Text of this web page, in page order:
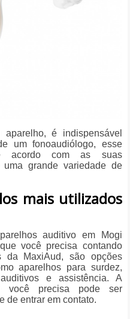
é indispensável
um fonoaudiólogo, esse
acordo com as suas
grande variedade de
mais utilizados
auditivo em Mogi
você precisa contando
da MaxiAud, são opções
aparelhos para surdez,
e assistência. A
você precisa pode ser
de entrar em contato.